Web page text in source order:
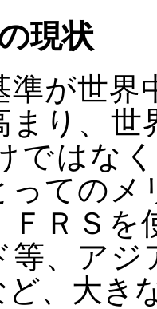
現状
準が世界
まり、世
ではな
ってのメ
ＦＲＳ
等、アジ
ど、大き